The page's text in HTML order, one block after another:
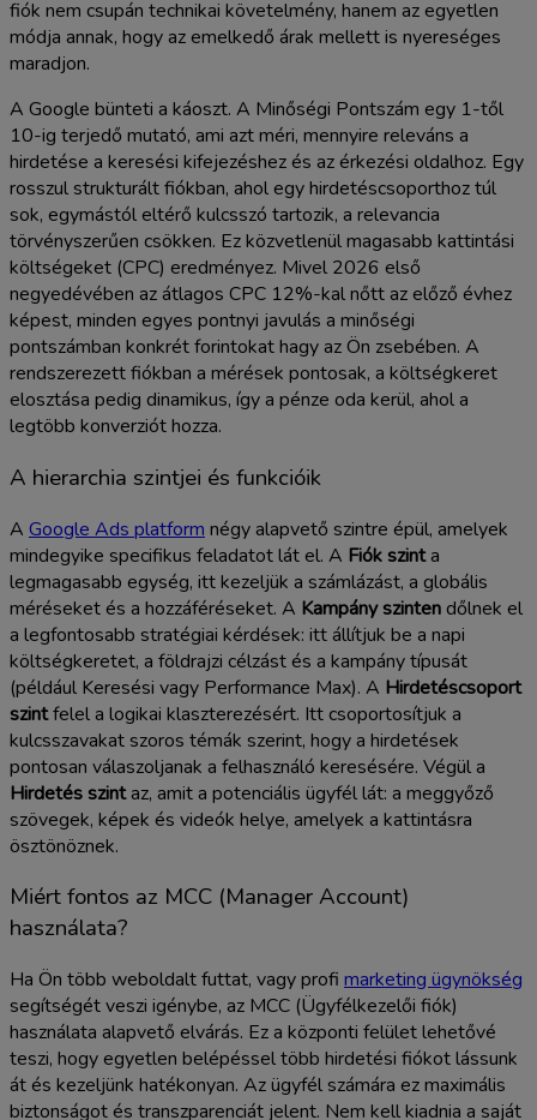
fiók nem csupán technikai követelmény, hanem az egyetlen
módja annak, hogy az emelkedő árak mellett is nyereséges
maradjon.
A Google bünteti a káoszt. A Minőségi Pontszám egy 1-től
10-ig terjedő mutató, ami azt méri, mennyire releváns a
hirdetése a keresési kifejezéshez és az érkezési oldalhoz. Egy
rosszul strukturált fiókban, ahol egy hirdetéscsoporthoz túl
sok, egymástól eltérő kulcsszó tartozik, a relevancia
törvényszerűen csökken. Ez közvetlenül magasabb kattintási
költségeket (CPC) eredményez. Mivel 2026 első
negyedévében az átlagos CPC 12%-kal nőtt az előző évhez
képest, minden egyes pontnyi javulás a minőségi
pontszámban konkrét forintokat hagy az Ön zsebében. A
rendszerezett fiókban a mérések pontosak, a költségkeret
elosztása pedig dinamikus, így a pénze oda kerül, ahol a
legtöbb konverziót hozza.
A hierarchia szintjei és funkcióik
A Google Ads platform négy alapvető szintre épül, amelyek
mindegyike specifikus feladatot lát el. A Fiók szinta
legmagasabb egység, itt kezeljük a számlázást, a globális
méréseket és a hozzáféréseket. A Kampány szintendőlnek el
a legfontosabb stratégiai kérdések: itt állítjuk be a napi
költségkeretet, a földrajzi célzást és a kampány típusát
(például Keresési vagy Performance Max). A Hirdetéscsoport
szintfelel a logikai klaszterezésért. Itt csoportosítjuk a
kulcsszavakat szoros témák szerint, hogy a hirdetések
pontosan válaszoljanak a felhasználó keresésére. Végül a
Hirdetés szintaz, amit a potenciális ügyfél lát: a meggyőző
szövegek, képek és videók helye, amelyek a kattintásra
ösztönöznek.
Miért fontos az MCC (Manager Account)
használata?
Ha Ön több weboldalt futtat, vagy profi marketing ügynökség
segítségét veszi igénybe, az MCC (Ügyfélkezelői fiók)
használata alapvető elvárás. Ez a központi felület lehetővé
teszi, hogy egyetlen belépéssel több hirdetési fiókot lássunk
át és kezeljünk hatékonyan. Az ügyfél számára ez maximális
biztonságot és transzparenciát jelent. Nem kell kiadnia a saját